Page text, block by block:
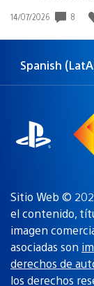
Fecha
publicación:
14/07/2026 8
Elige
una
Región
actual:
Spanish
Sitio Web ©
el contenido,
imagen
asociadas son
derechos de
los derechos